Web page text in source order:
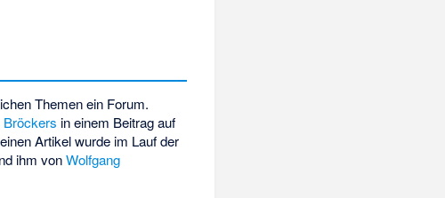
Themen ein Forum.
Bröckers in einem Beitrag auf
Artikel wurde im Lauf der
ihm vonWolfgang